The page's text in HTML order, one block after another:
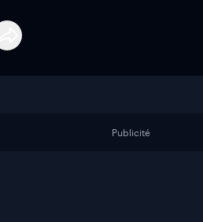
Publicité